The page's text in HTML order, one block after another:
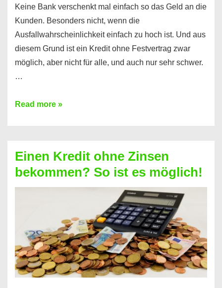
Keine Bank verschenkt mal einfach so das Geld an die
Kunden. Besonders nicht, wenn die
Ausfallwahrscheinlichkeit einfach zu hoch ist. Und aus
diesem Grund ist ein Kredit ohne Festvertrag zwar
möglich, aber nicht für alle, und auch nur sehr schwer.
…
Ist
Festvertrag
für
jeden
erfahren
Sie
es
Read more »
Einen Kredit ohne Zinsen
bekommen? So ist es möglich!